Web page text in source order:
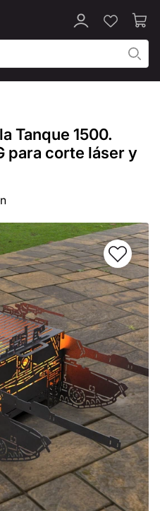
Tanque 1500.
para corte láser y